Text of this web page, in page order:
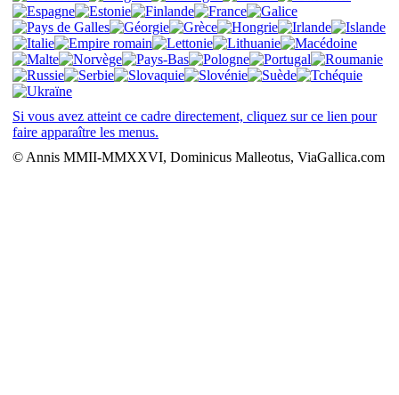
Si vous avez atteint ce cadre directement, cliquez sur ce lien pour
faire apparaître les menus.
© Annis MMII-MMXXVI, Dominicus Malleotus, ViaGallica.com